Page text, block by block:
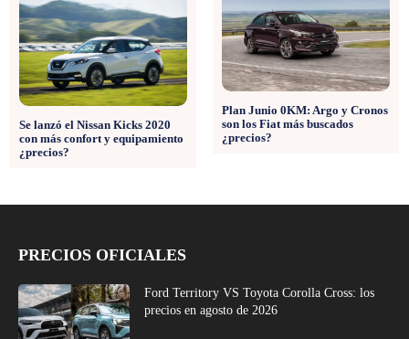
Se lanzó el Nissan Kicks 2020
con más confort y equipamiento
¿precios?
Plan Junio 0KM: Argo y Cronos
son los Fiat más buscados
¿precios?
PRECIOS OFICIALES
Ford Territory VS Toyota Corolla Cross: los
precios en agosto de 2026